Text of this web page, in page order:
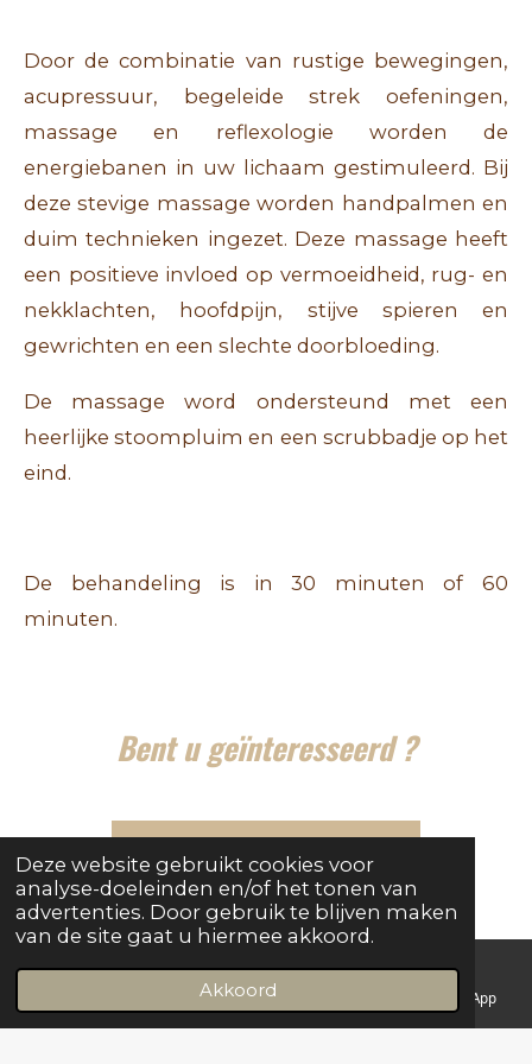
Deze website gebruikt cookies voor
analyse-doeleinden en/of het tonen van
advertenties. Door gebruik te blijven maken
van de site gaat u hiermee akkoord.
Akkoord
Door de combinatie van rustige bewegingen,
acupressuur, begeleide strek oefeningen,
massage en reflexologie worden de
energiebanen in uw lichaam gestimuleerd. Bij
deze stevige massage worden handpalmen en
duim technieken ingezet. Deze massage heeft
een positieve invloed op vermoeidheid, rug- en
nekklachten, hoofdpijn, stijve spieren en
gewrichten en een slechte doorbloeding.
De massage word ondersteund met een
heerlijke stoompluim en een scrubbadje op het
eind.
De behandeling is in 30 minuten of 60
minuten.
Bent u geïnteresseerd ?
Maak nu uw afspraak
© 2026 Beautiful Mind Schoonheidssalon
Telefoonnummer WhatsApp